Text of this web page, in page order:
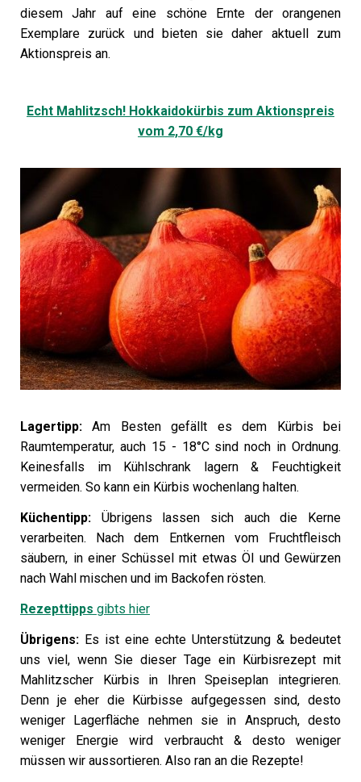
diesem Jahr auf eine schöne Ernte der orangenen
Exemplare zurück und bieten sie daher aktuell zum
Aktionspreis an.
Echt Mahlitzsch! Hokkaidokürbis zum Aktionspreis
vom 2,70 €/kg
Lagertipp: Am Besten gefällt es dem Kürbis bei
Raumtemperatur, auch 15 - 18°C sind noch in Ordnung.
Keinesfalls im Kühlschrank lagern & Feuchtigkeit
vermeiden. So kann ein Kürbis wochenlang halten.
Küchentipp: Übrigens lassen sich auch die Kerne
verarbeiten. Nach dem Entkernen vom Fruchtfleisch
säubern, in einer Schüssel mit etwas Öl und Gewürzen
nach Wahl mischen und im Backofen rösten.
Rezepttipps gibts hier
Übrigens: Es ist eine echte Unterstützung & bedeutet
uns viel, wenn Sie dieser Tage ein Kürbisrezept mit
Mahlitzscher Kürbis in Ihren Speiseplan integrieren.
Denn je eher die Kürbisse aufgegessen sind, desto
weniger Lagerfläche nehmen sie in Anspruch, desto
weniger Energie wird verbraucht & desto weniger
müssen wir aussortieren. Also ran an die Rezepte!